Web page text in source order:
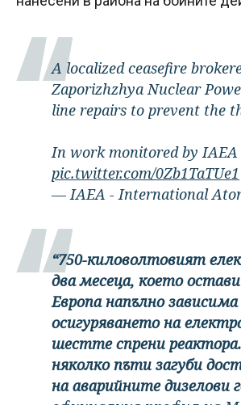
A localized ceasefire
Zaporizhzhya Nuclear
line repairs to prevent the
In work monitored by
pic.twitter.com/0Zb1TaTUe1
— IAEA - International
“750-киловолтовият
два месеца, което
Европа напълно
осигуряването на
шестте спрени
няколко пъти загуби
на аварийните дизелови